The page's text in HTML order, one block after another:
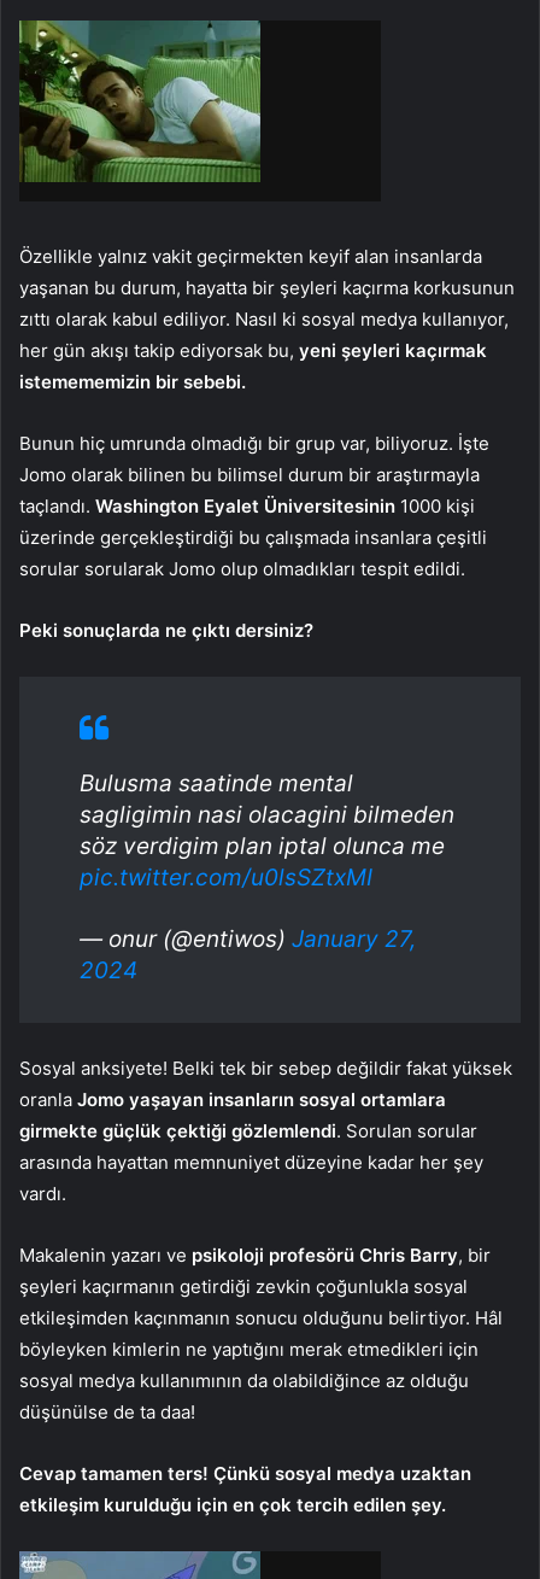
Özellikle yalnız vakit geçirmekten keyif alan insanlarda
yaşanan bu durum, hayatta bir şeyleri kaçırma korkusunun
zıttı olarak kabul ediliyor. Nasıl ki sosyal medya kullanıyor,
her gün akışı takip ediyorsak bu, yeni şeyleri kaçırmak
istemememizin bir sebebi.
Bunun hiç umrunda olmadığı bir grup var, biliyoruz. İşte
Jomo olarak bilinen bu bilimsel durum bir araştırmayla
taçlandı. Washington Eyalet Üniversitesinin 1000 kişi
üzerinde gerçekleştirdiği bu çalışmada insanlara çeşitli
sorular sorularak Jomo olup olmadıkları tespit edildi.
Peki sonuçlarda ne çıktı dersiniz?
Bulusma saatinde mental
sagligimin nasi olacagini bilmeden
söz verdigim plan iptal olunca me
pic.twitter.com/u0lsSZtxMI
— onur (@entiwos) January 27,
2024
Sosyal anksiyete! Belki tek bir sebep değildir fakat yüksek
oranla Jomo yaşayan insanların sosyal ortamlara
girmekte güçlük çektiği gözlemlendi. Sorulan sorular
arasında hayattan memnuniyet düzeyine kadar her şey
vardı.
Makalenin yazarı ve psikoloji profesörü Chris Barry, bir
şeyleri kaçırmanın getirdiği zevkin çoğunlukla sosyal
etkileşimden kaçınmanın sonucu olduğunu belirtiyor. Hâl
böyleyken kimlerin ne yaptığını merak etmedikleri için
sosyal medya kullanımının da olabildiğince az olduğu
düşünülse de ta daa!
Cevap tamamen ters! Çünkü sosyal medya uzaktan
etkileşim kurulduğu için en çok tercih edilen şey.